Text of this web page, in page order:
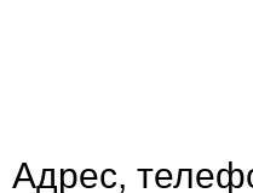
Адрес,